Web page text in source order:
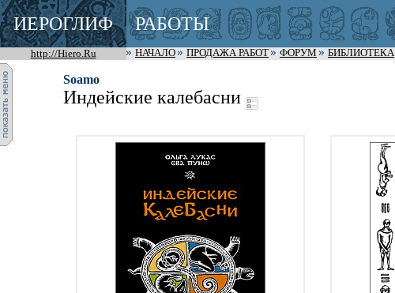
ИЕРОГЛИФ РАБОТЫ
http://Hiero.Ru НАЧАЛО ПРОДАЖА РАБОТ ФОРУМ БИБЛИОТЕКА
Soamo
Индейские калебасни